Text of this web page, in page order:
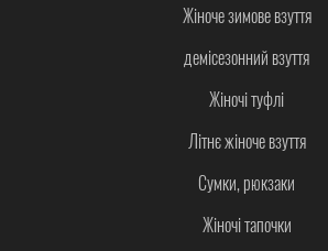
Жіноче зимове взуття
демісезонний взуття
Жіночі туфлі
Літнє жіноче взуття
Сумки, рюкзаки
Жіночі тапочки